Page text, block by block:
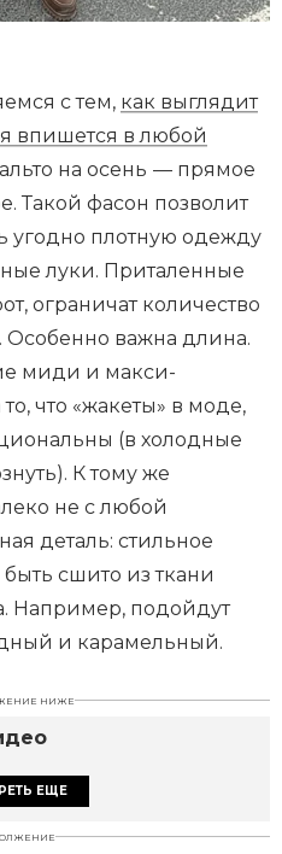
с тем, как выглядит
впишется в любой
на осень — прямое
Такой фасон позволит
угодно плотную одежду
луки. Приталенные
ограничат количество
важна длина.
миди и макси-
что «жакеты» в моде,
(в холодные
К тому же
не с любой
деталь: стильное
сшито из ткани
Например, подойдут
и карамельный.
НИЖЕ
ЕЩЕ